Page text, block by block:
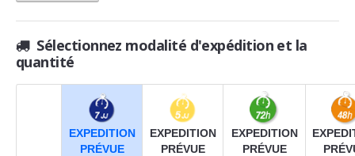
Sélectionnez modalité d'expédition et la
quantité
EXPEDITION
PRÉVUE
EXPEDITION
PRÉVUE
EXPEDITION
PRÉVUE